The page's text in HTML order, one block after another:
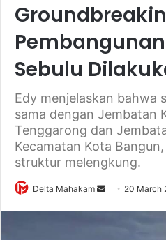
Sebulu
Edy menjelaskan bahwa
sama dengan Jembatan
Tenggarong dan
Kecamatan Kota
struktur melengkung.
Delta Mahakam 20 March